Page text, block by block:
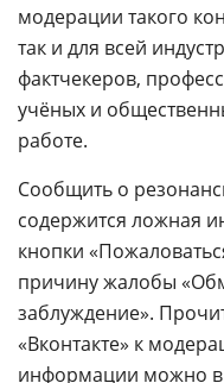
модерации такого
так и для всей
фактчекеров,
учёных и
работе.
Сообщить о
содержится ложная
кнопки
причину жалобы
заблуждение».
«Вконтакте» к
информации можно в